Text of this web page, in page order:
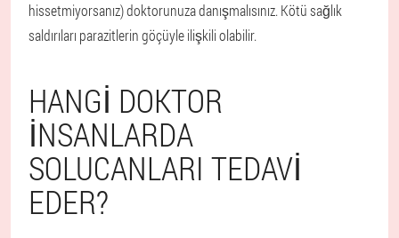
hissetmiyorsanız) doktorunuza danışmalısınız. Kötü sağlık
saldırıları parazitlerin göçüyle ilişkili olabilir.
HANGI DOKTOR
INSANLARDA
SOLUCANLARI TEDAVI
EDER?